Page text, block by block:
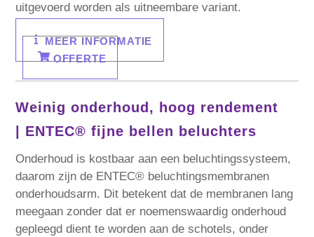
uitgevoerd worden als uitneembare variant.
MEER INFORMATIE
OFFERTE
Weinig onderhoud, hoog rendement
ENTEC® fijne bellen beluchters
Onderhoud is kostbaar aan een beluchtingssysteem,
daarom zijn de ENTEC® beluchtingsmembranen
onderhoudsarm. Dit betekent dat de membranen lang
meegaan zonder dat er noemenswaardig onderhoud
gepleegd dient te worden aan de schotels, onder